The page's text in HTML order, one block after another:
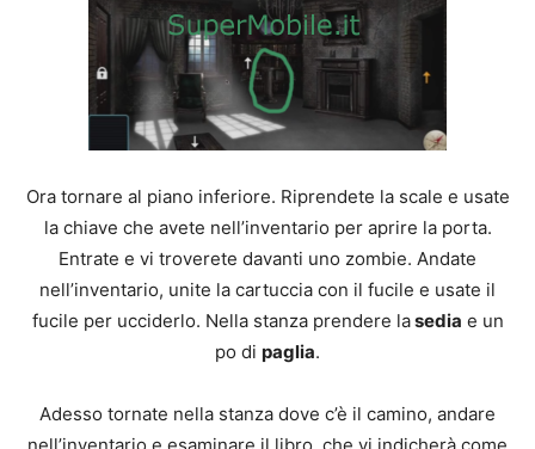
Ora tornare al piano inferiore. Riprendete la scale e usate
la chiave che avete nell’inventario per aprire la porta.
Entrate e vi troverete davanti uno zombie. Andate
nell’inventario, unite la cartuccia con il fucile e usate il
fucile per ucciderlo. Nella stanza prendere lasedia e un
po di paglia.
Adesso tornate nella stanza dove c’è il camino, andare